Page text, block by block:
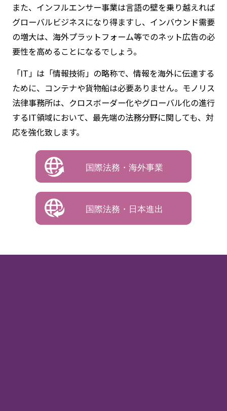
日本のSaaS企業が、海外市場への早期展開を行うケー
スが増えてきました。日本のベンチャー企業が、海外資
本からの投資を受けることも増えてきました。反対に、
また、インフルエンサー事業は言語の壁を乗り越えれば
グローバルビジネスになり得ますし、インバウンド需要
の増大は、海外プラットフォーム等でのネット広告の必
要性を高めることになるでしょう。
「IT」は「情報技術」の略称で、情報を海外に伝達する
ために、コンテナや貨物船は必要ありません。モノリス
法律事務所は、クロスボーダー化やグローバル化の進行
するIT領域において、最先端の法務分野に関しても、対
応を強化致します。